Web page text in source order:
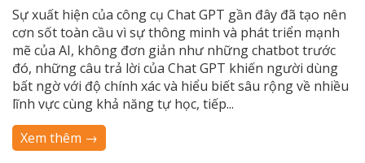
Sự xuất hiện của công cụ Chat GPT gần đây đã tạo nên
cơn sốt toàn cầu vì sự thông minh và phát triển mạnh
mẽ của AI, không đơn giản như những chatbot trước
đó, những câu trả lời của Chat GPT khiến người dùng
bất ngờ với độ chính xác và hiểu biết sâu rộng về nhiều
lĩnh vực cùng khả năng tự học, tiếp...
Xem thêm →